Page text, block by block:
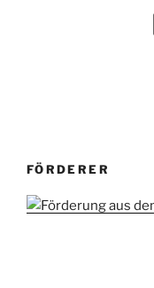
FÖRDERER